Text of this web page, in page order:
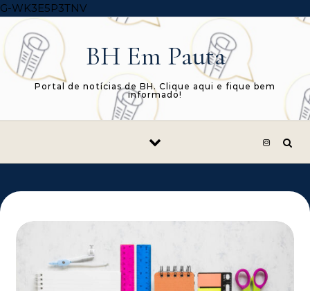
G-WK3E5P3TNVSkip to content
BH Em Pauta
Portal de notícias de BH. Clique aqui e fique bem
informado!